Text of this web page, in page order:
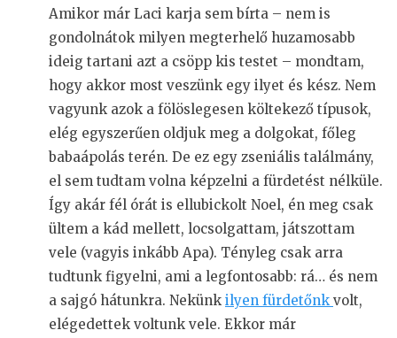
Amikor már Laci karja sem bírta – nem is
gondolnátok milyen megterhelő huzamosabb
ideig tartani azt a csöpp kis testet – mondtam,
hogy akkor most veszünk egy ilyet és kész. Nem
vagyunk azok a fölöslegesen költekező típusok,
elég egyszerűen oldjuk meg a dolgokat, főleg
babaápolás terén. De ez egy zseniális találmány,
el sem tudtam volna képzelni a fürdetést nélküle.
Így akár fél órát is ellubickolt Noel, én meg csak
ültem a kád mellett, locsolgattam, játszottam
vele (vagyis inkább Apa). Tényleg csak arra
tudtunk figyelni, ami a legfontosabb: rá… és nem
a sajgó hátunkra. Nekünk ilyen fürdetőnk volt,
elégedettek voltunk vele. Ekkor már